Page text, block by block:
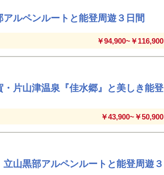
アルペンルートと能登周遊３日間
￥94,900~￥116,900
・片山津温泉『佳水郷』と美しき能登
￥43,900~￥50,900
山黒部アルペンルートと能登周遊３